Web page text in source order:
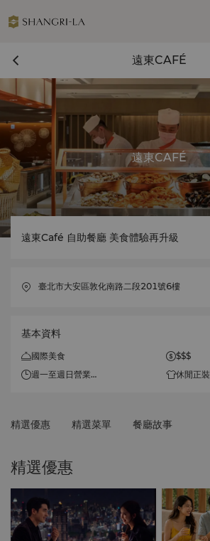
遠東CAFÉ
遠東CAFÉ
遠東Café 自助餐廳 美食體驗再升級
臺北市大安區敦化南路二段201號6樓
基本資料
國際美食
$$$
週一至週日營業
假日 06:30-10:30
11:45-14:00
下午茶
週三至週日 15:00-17:00
晚餐
休閒正裝
精選優惠 精選菜單 餐廳故事
精選優惠